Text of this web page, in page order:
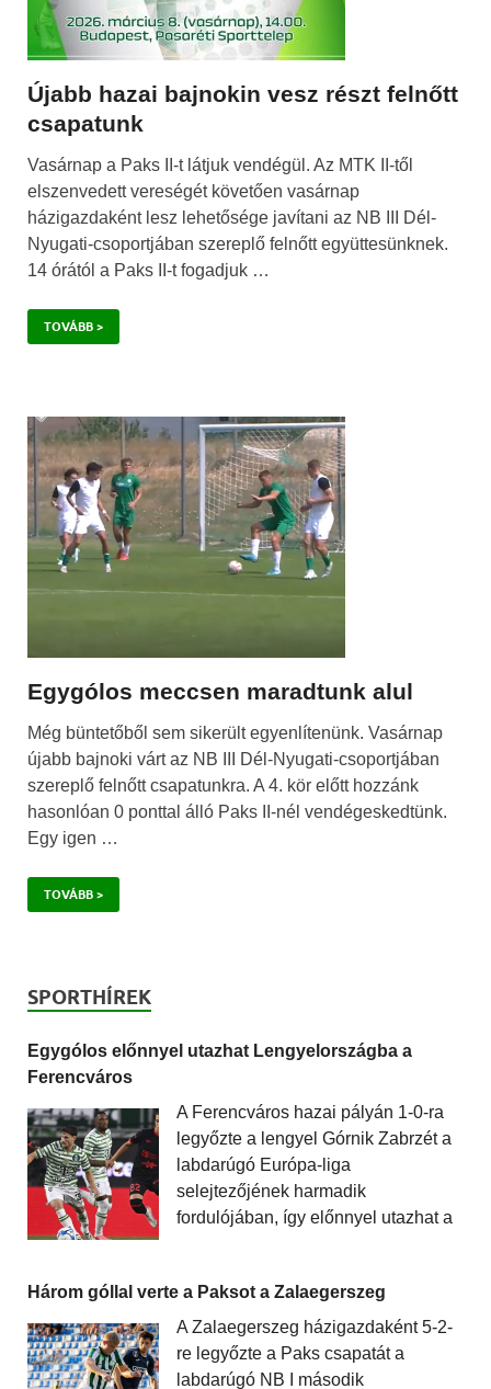
Újabb hazai bajnokin vesz részt felnőtt
csapatunk
Vasárnap a Paks II-t látjuk vendégül. Az MTK II-től
elszenvedett vereségét követően vasárnap
házigazdaként lesz lehetősége javítani az NB III Dél-
Nyugati-csoportjában szereplő felnőtt együttesünknek.
14 órától a Paks II-t fogadjuk …
TOVÁBB >
Egygólos meccsen maradtunk alul
Még büntetőből sem sikerült egyenlítenünk. Vasárnap
újabb bajnoki várt az NB III Dél-Nyugati-csoportjában
szereplő felnőtt csapatunkra. A 4. kör előtt hozzánk
hasonlóan 0 ponttal álló Paks II-nél vendégeskedtünk.
Egy igen …
TOVÁBB >
SPORTHÍREK
Egygólos előnnyel utazhat Lengyelországba a
Ferencváros
A Ferencváros hazai pályán 1-0-ra
legyőzte a lengyel Górnik Zabrzét a
labdarúgó Európa-liga
selejtezőjének harmadik
fordulójában, így előnnyel utazhat a
Három góllal verte a Paksot a Zalaegerszeg
A Zalaegerszeg házigazdaként 5-2-
re legyőzte a Paks csapatát a
labdarúgó NB I második